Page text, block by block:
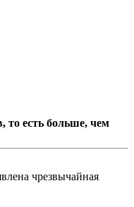
то есть больше, чем
чрезвычайная